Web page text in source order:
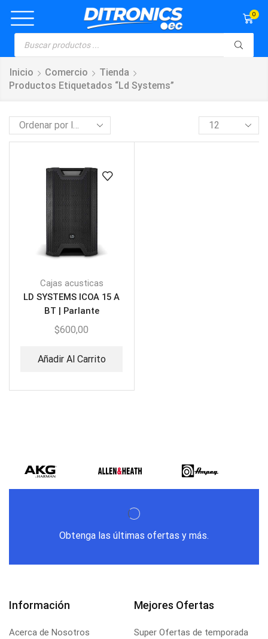
0
Inicio Comercio
Tienda
Productos Etiquetados “ld Systems”
Cajas acusticas
LD SYSTEMS ICOA 15 A
BT | Parlante
Amplificado 15″
$600,00
Añadir Al Carrito
Obtenga las últimas ofertas y más.
Información
Acerca de Nosotros
Mejores Ofertas
Super Ofertas de temporada